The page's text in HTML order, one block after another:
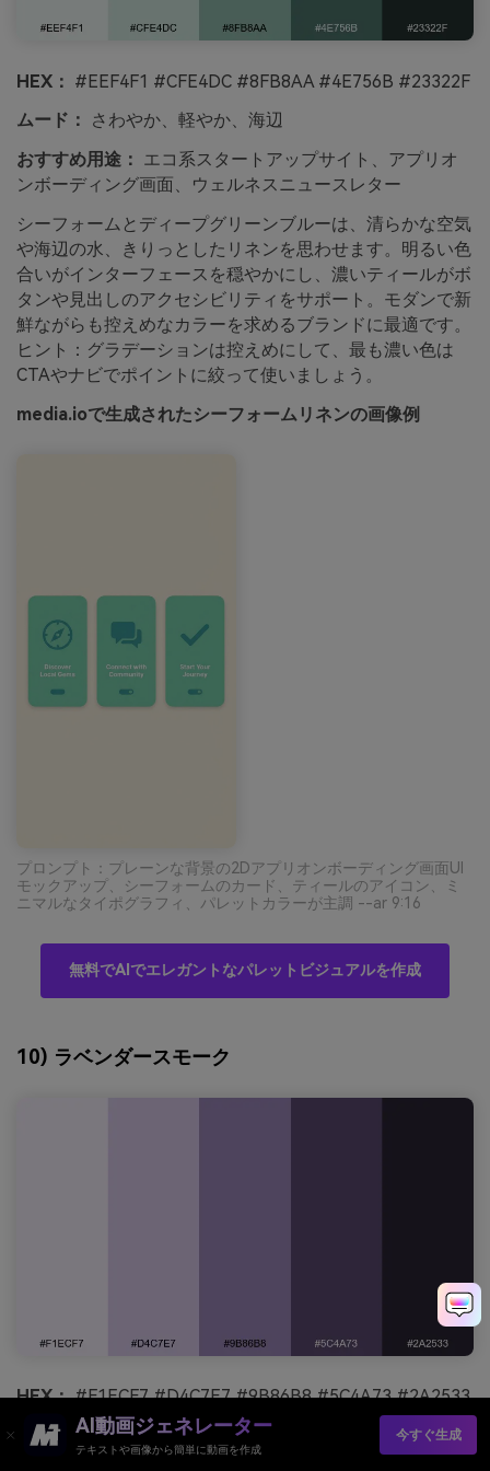
HEX： #EEF4F1 #CFE4DC #8FB8AA #4E756B #23322F
ムード：
さわやか、軽やか、海辺
おすすめ用途： エコ系スタートアップサイト、アプリオ
ンボーディング画面、ウェルネスニュースレター
シーフォームとディープグリーンブルーは、清らかな空気
や海辺の水、きりっとしたリネンを思わせます。明るい色
合いがインターフェースを穏やかにし、濃いティールがボ
タンや見出しのアクセシビリティをサポート。モダンで新
鮮ながらも控えめなカラーを求めるブランドに最適です。
ヒント：グラデーションは控えめにして、最も濃い色は
CTAやナビでポイントに絞って使いましょう。
media.ioで生成されたシーフォームリネンの画像例
プロンプト：プレーンな背景の2Dアプリオンボーディング画面UI
モックアップ、シーフォームのカード、ティールのアイコン、ミ
ニマルなタイポグラフィ、パレットカラーが主調 --ar 9:16
無料でAIでエレガントなパレットビジュアルを作成
10) ラベンダースモーク
HEX：#F1ECF7 #D4C7E7 #9B86B8 #5C4A73 #2A2533
ムード：夢のよう、モダン、芸術的
AI動画ジェネレーター
テキストや画像から簡単に動画を作成
今すぐ生成